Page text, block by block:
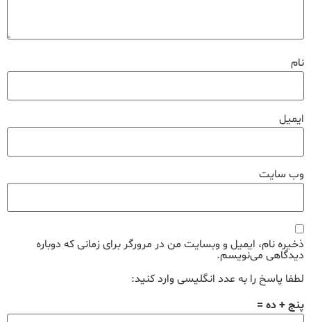
نام
ایمیل
وب‌ سایت
ذخیره نام، ایمیل و وبسایت من در مرورگر برای زمانی که دوباره
دیدگاهی می‌نویسم.
لطفا پاسخ را به عدد انگلیسی وارد کنید:
پنج + ده =